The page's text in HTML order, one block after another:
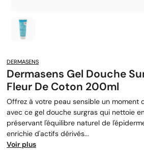
DERMASENS
Dermasens Gel Douche
Fleur De Coton 200ml
Offrez à votre peau sensible un moment
avec ce gel douche surgras qui nettoie
préservant l'équilibre naturel de
enrichie d'actifs dérivés...
Voir plus